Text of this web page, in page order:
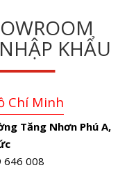
KHẨU
Chí Minh
Tăng Nhơn Phú A,
008